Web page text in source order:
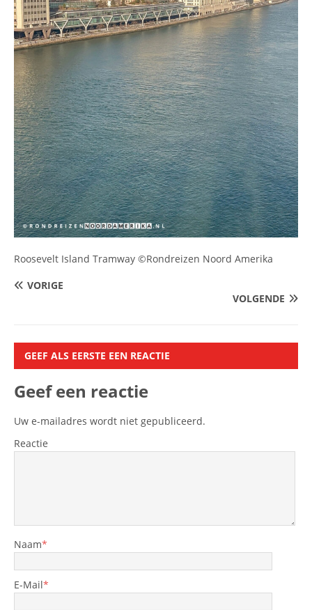
Roosevelt Island Tramway ©Rondreizen Noord Amerika
VORIGE
VOLGENDE
GEEF ALS EERSTE EEN REACTIE
Geef een reactie
Uw e-mailadres wordt niet gepubliceerd.
Reactie
Naam*
E-Mail*